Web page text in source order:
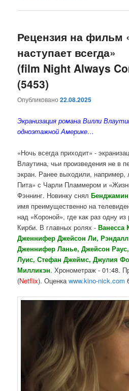
Рецензия на фильм
наступает всегда»
(film Night Always
(5453)
Опубликовано22.08.2025
Экранизация романа Вилли
одноэтажной Америке…
«Ночь всегда приходит» -
Влаутина, чьи произведения не в
экран. Ранее выходили, например,
Пита» с Чарли Пламмером и
Фэннинг. Новинку снял
имя преимущественно на
над «Короной», где как раз одну
Кирби. В главных ролях -Ванесса
Дженнифер Джейсон Ли,
Дженнифер Ланье, Джейсон
Луис, Стефан Джеймс, Джулия
Милликэн. Хронометраж - 01:48.
(Netflix). Оценкаwww.kino-nick.com